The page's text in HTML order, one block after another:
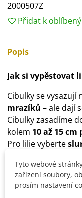
2000507Z
Přidat k
Popis
Jak si vypěstovat
Cibulky se vysazují
mrazíků – ale dají
Cibulky zasadíme
kolem 10 až 15 cm
Pro lilie vyberte
Rostlina preferuje
na živiny,
Na dno výsadby
Tyto webové
zařízení soubory,
prosím nastavení